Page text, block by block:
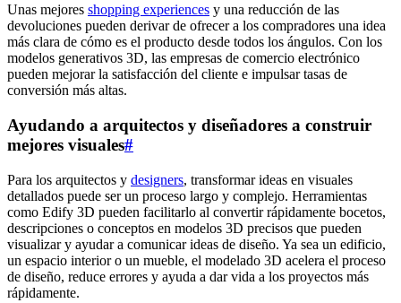
Unas mejores shopping experiences y una reducción de las
devoluciones pueden derivar de ofrecer a los compradores una idea
más clara de cómo es el producto desde todos los ángulos. Con los
modelos generativos 3D, las empresas de comercio electrónico
pueden mejorar la satisfacción del cliente e impulsar tasas de
conversión más altas.
Ayudando a arquitectos y diseñadores a construir
mejores visuales#
Para los arquitectos y designers, transformar ideas en visuales
detallados puede ser un proceso largo y complejo. Herramientas
como Edify 3D pueden facilitarlo al convertir rápidamente bocetos,
descripciones o conceptos en modelos 3D precisos que pueden
visualizar y ayudar a comunicar ideas de diseño. Ya sea un edificio,
un espacio interior o un mueble, el modelado 3D acelera el proceso
de diseño, reduce errores y ayuda a dar vida a los proyectos más
rápidamente.